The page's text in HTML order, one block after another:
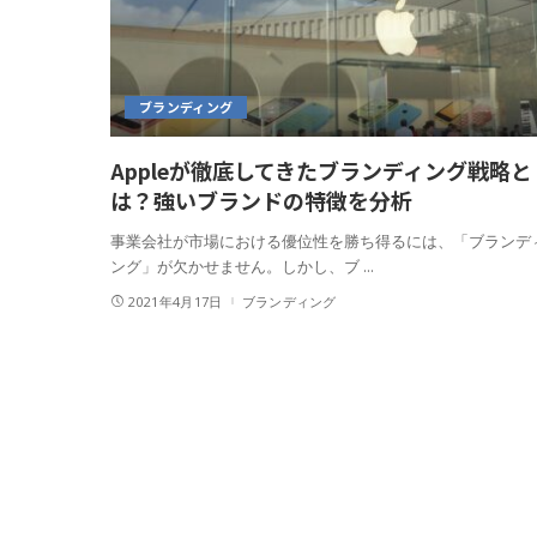
ブランディング
Appleが徹底してきたブランディング戦略と
は？強いブランドの特徴を分析
事業会社が市場における優位性を勝ち得るには、「ブランデ
ング」が欠かせません。しかし、ブ ...
2021年4月17日 ブランディング